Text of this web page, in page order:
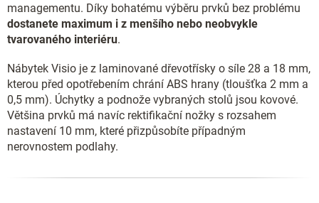
managementu. Díky bohatému výběru prvků bez problému
dostanete maximum i z menšího nebo neobvykle
tvarovaného interiéru.
Nábytek Visio je z laminované dřevotřísky o síle 28 a 18 mm,
kterou před opotřebením chrání ABS hrany (tloušťka 2 mm a
0,5 mm). Úchytky a podnože vybraných stolů jsou kovové.
Většina prvků má navíc rektifikační nožky s rozsahem
nastavení 10 mm, které přizpůsobíte případným
nerovnostem podlahy.